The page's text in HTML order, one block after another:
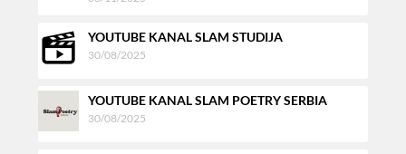
YOUTUBE KANAL SLAM STUDIJA
30/08/2025
YOUTUBE KANAL SLAM POETRY SERBIA
30/08/2025